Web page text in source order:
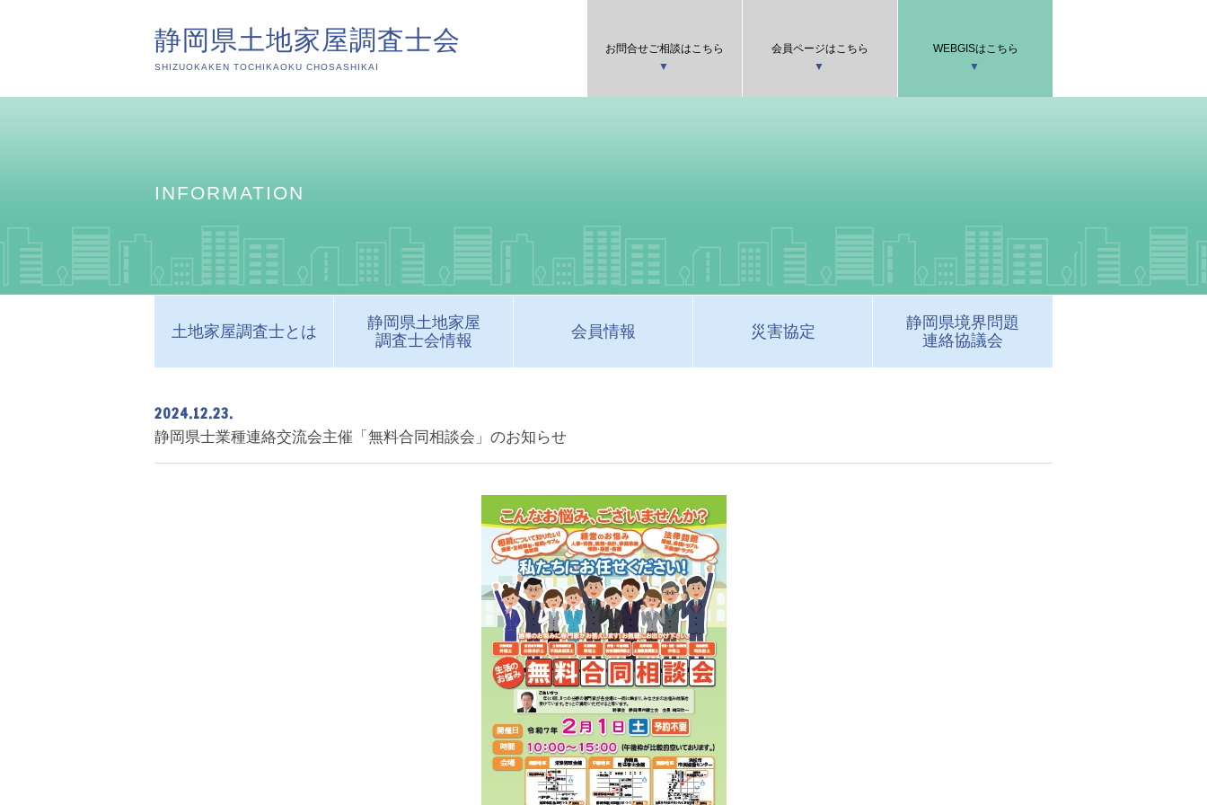
静岡県土地家屋調査士会
SHIZUOKAKEN TOCHIKAOKU CHOSASHIKAI
お問合せご相談はこちら 会員ページはこちら WEBGISはこちら
INFORMATION
土地家屋調査士とは
静岡県土地家屋
調査士会情報
会員情報 災害協定
静岡県境界問題
連絡協議会
2024.12.23.
静岡県士業種連絡交流会主催「無料合同相談会」のお知らせ